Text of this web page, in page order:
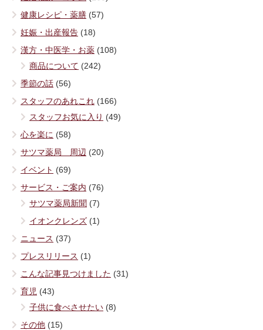
健康レシピ・薬膳 (57)
妊娠・出産報告 (18)
漢方・中医学・お薬 (108)
商品について (242)
季節の話 (56)
スタッフのあれこれ (166)
スタッフお気に入り (49)
心を楽に (58)
サツマ薬局 周辺 (20)
イベント (69)
サービス・ご案内 (76)
サツマ薬局新聞 (7)
イオンクレンズ (1)
ニュース (37)
プレスリリース (1)
こんな記事見つけました (31)
育児 (43)
子供に食べさせたい (8)
その他 (15)